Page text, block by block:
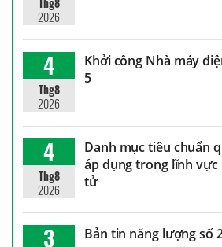
2026
4
Thg8
2026
Khởi công Nhà máy
5
4
Thg8
2026
Danh mục tiêu chuẩn
áp dụng trong lĩnh
tử
3 Bản tin năng lượng số